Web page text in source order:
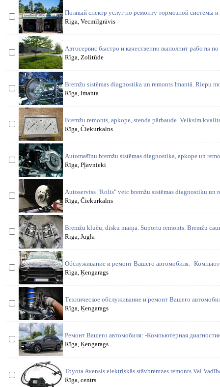
Полный спектр услуг по ремонту тормозной системы и
Rīga, Vecmīlgrāvis
Автосервис быстро и качественно выполнит работы
Rīga, Zolitūde
Bremžu sistēmas diagnostika un remonts Imantā. Riepu
Rīga, Imanta
Bremžu remonts, apkope, stenda pārbaude. Veiksim
Rīga, Čiekurkalns
Automašīnu bremžu sistēmas diagnostika, apkope un
Rīga, Pļavnieki
Autoserviss "Rolis" veic bremžu sistēmas diagnostiku un
Rīga, Čiekurkalns
Bremžu kluču, disku maiņa. Suportu remonts. Bremžu
Rīga, Jugla
Обслуживание и ремонт Вашего автомобиля: -
Rīga, Ķengarags
Техническое обслуживание и ремонт Вашего
Rīga, Ķengarags
Ремонт Вашего автомобиля: -Компьютерная
Rīga, Ķengarags
Toyota Avensis elektriskās stāvbremzes remonts Vai
Rīga, centrs